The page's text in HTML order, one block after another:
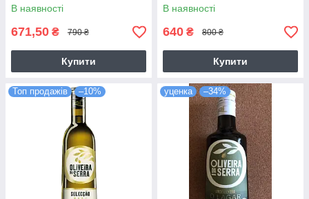
В наявності
671,50 ₴ 790 ₴
Купити
В наявності
640 ₴ 800 ₴
Купити
Топ продажів –10% уценка –34%